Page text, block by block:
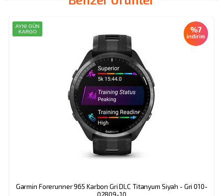
AYNI GÜN
KARGO
%7
indirim
Garmin Forerunner 965 Karbon Gri DLC Titanyum Siyah - Gri 010-
02809-10